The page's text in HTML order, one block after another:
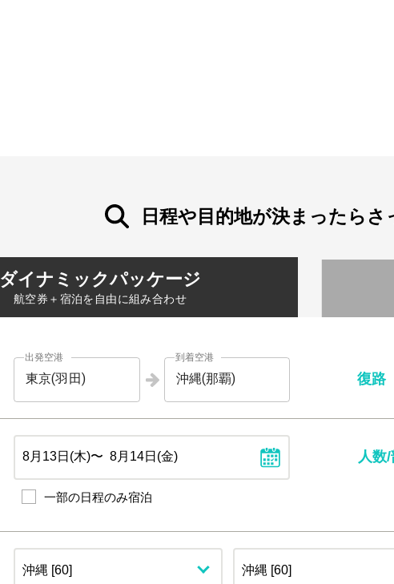
日程や目的地が決まったらさ
ダイナミックパッケージ
航空券＋宿泊を自由に組み合わせ
出発空港 到着空港
復路
一部の日程のみ宿泊
人数